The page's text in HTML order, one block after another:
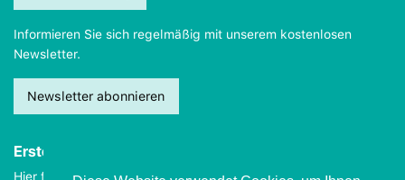
Informieren Sie sich regelmäßig mit unserem kostenlosen
Newsletter.
Newsletter abonnieren
Erste Hilfe
Hier finden Sie wichtige Informationen, wie Sie sichim Notfall